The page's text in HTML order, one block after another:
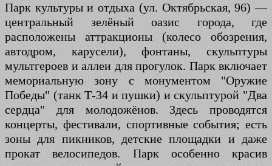
Парк культуры и отдыха (ул. Октябрьская, 96) —
центральный зелёный оазис города, где
расположены аттракционы (колесо обозрения,
автодром, карусели), фонтаны, скульптуры
мультгероев и аллеи для прогулок. Парк включает
мемориальную зону с монументом "Оружие
Победы" (танк Т-34 и пушки) и скульптурой "Два
сердца" для молодожёнов. Здесь проводятся
концерты, фестивали, спортивные события; есть
зоны для пикников, детские площадки и даже
прокат велосипедов. Парк особенно красив